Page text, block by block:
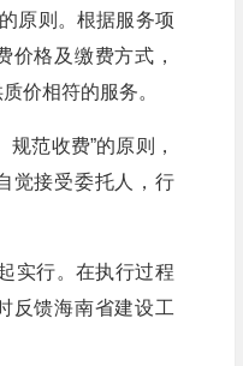
原则。根据服务项
价格及缴费方式，
价相符的服务。
规范收费”的原则，
觉接受委托人，行
实行。在执行过程
反馈海南省建设工